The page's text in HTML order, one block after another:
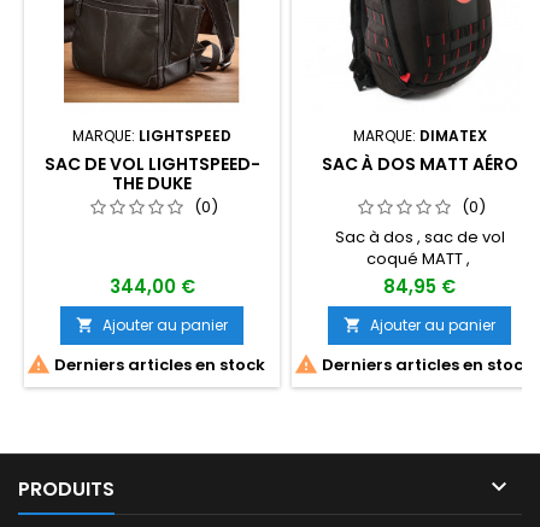
MARQUE: LIGHTSPEED
SAC DE VOL LIGHTSPEED-
THE DUKE
(0)
344,00 €
 Ajouter au panier
 Derniers articles en stock
MARQUE: DIMATEX
SAC À DOS MATT AÉRO
(0)
Sac à dos , sac de vol
coqué MATT ,
84,95 €
 Ajouter au panier
 Derniers articles en stock
PRODUITS 